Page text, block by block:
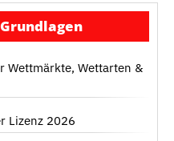
Wettmärkte, Wettarten &
Lizenz 2026